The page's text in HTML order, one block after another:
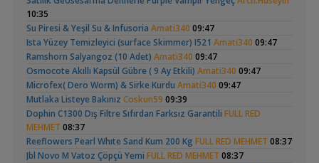
Omurgasızlar
Bitkili Akvaryuma İlk Adım
Yeni Üye Forumu
👋 Yeni Gelenler Buradan Merhaba Desin wolk23,12:03
Yeni Üye Forumu
Büyükşehir Belediyesi Çalışıyor,gece 3 😊MasterChiefHakan
10:09
Yeni Üye Forumu
Bitkili Tankda Led Kullanımı dreamcatcherr,09:15
Işık CO2 ve Ekipmanlar
Dıy - Akvaryum Aydınlatması Hakkında BilgiMinics,01:42
Yeni Üye Forumu
Hongsloi Çiftim Ve
Yavruları
(4)
Betta Antuta
30x20x20 Ramshorn
Akvaryum Kurulumu
10:35
Su Piresi & Yeşil Su & Infusoria Amati340 09:47
Ista Yüzey Temizleyici (surface Skimmer) I521 Amati340 09:47
Ramshorn Salyangoz (10 Adet) Amati340 09:47
Osmocote Akıllı Kapsül Gübre ( 9 Ay Etkili) Amati340 09:47
Microfex( Dero Worm) & Sirke Kurdu Amati340 09:47
Mutlaka Listeye Bakınız Coskun59 09:39
Dophin C1300 Dış Filtre Sıfırdan Farksız Garantili FULL RED
MEHMET 08:37
Reeflowers Pearl Whıte Sand Kum 200 Kg FULL RED MEHMET 08:37
Jbl Novo M Vatoz Çöpçü Yemi FULL RED MEHMET 08:37